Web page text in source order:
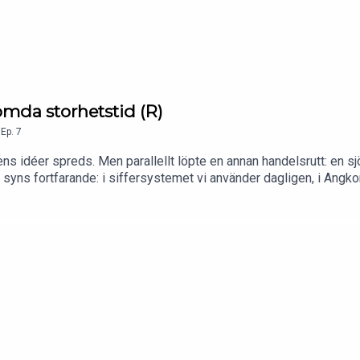
storhetstid (R)
Ep. 7
idéer spreds. Men parallellt löpte en annan handelsrutt: en
fortfarande: i siffersystemet vi använder dagligen, i
samtalar om William Dalrymples praktverk
mänsklighetens stora kunskaps- och kulturcentrum.
avsnitt är en repris.Poddvärdar:
eller synpunkter? Hör gärna av dig till